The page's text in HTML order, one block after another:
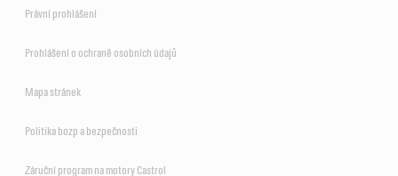
Právní prohlášení
Prohlášení o ochraně osobních údajů
Mapa stránek
Politika bozp a bezpečnosti
Záruční program na motory Castrol